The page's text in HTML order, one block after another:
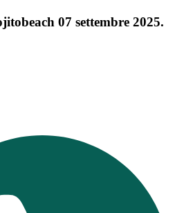
07 settembre 2025.